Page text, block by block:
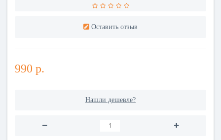
Оставить отзыв
990 р.
Нашли дешевле?